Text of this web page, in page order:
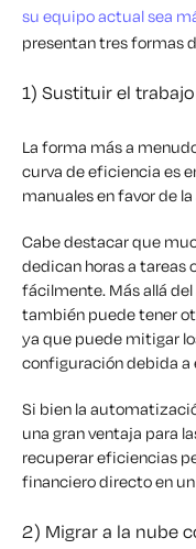
su equipo actual sea
presentan tres formas
1) Sustituir el
La forma más a
curva de eficiencia es
manuales en favor de
Cabe destacar que
dedican horas a
fácilmente. Más allá
también puede tener
ya que puede mitigar
configuración debida a
Si bien la
una gran ventaja para
recuperar eficiencias
financiero directo en
2) Migrar a la nube